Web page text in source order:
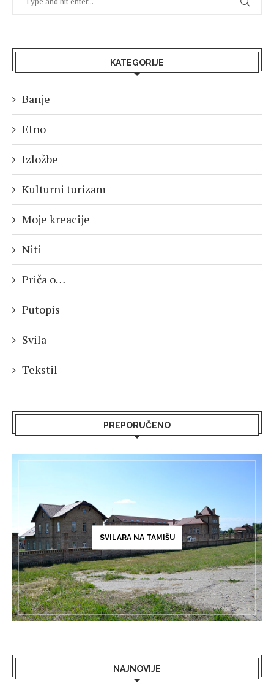
KATEGORIJE
Banje
Etno
Izložbe
Kulturni turizam
Moje kreacije
Niti
Priča o…
Putopis
Svila
Tekstil
PREPORUČENO
SVILARA NA TAMIŠU
NAJNOVIJE